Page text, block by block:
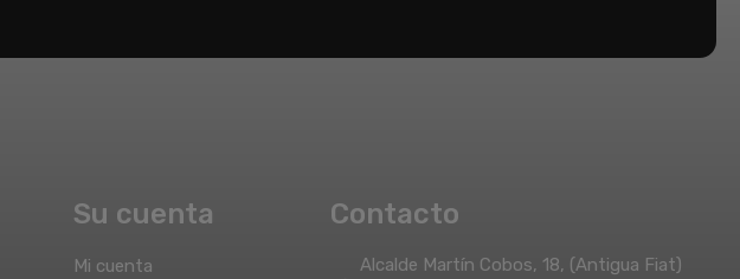
Su cuenta
Mi cuenta
Contacto
Alcalde Martín Cobos, 18, (Antigua Fiat)